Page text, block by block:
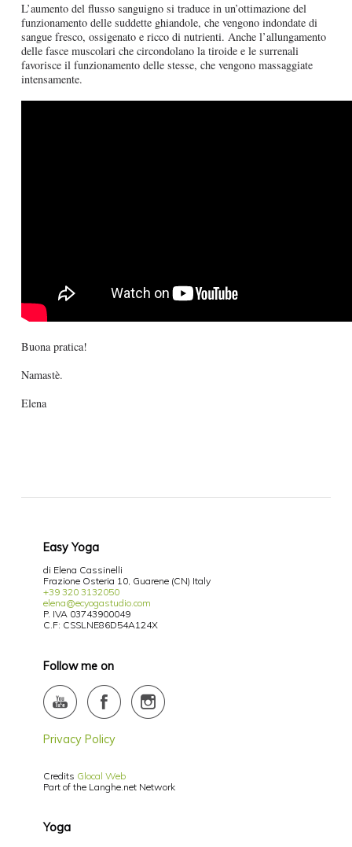
L’aumento del flusso sanguigno si traduce in un’ottimazione del
funzionamento delle suddette ghiandole, che vengono indondate di
sangue fresco, ossigenato e ricco di nutrienti. Anche l’allungamento
delle fasce muscolari che circondolano la tiroide e le surrenali
favorisce il funzionamento delle stesse, che vengono massaggiate
intensamente.
Buona pratica!
Namastè.
Elena
Easy Yoga
di Elena Cassinelli
Frazione Osteria 10, Guarene (CN) Italy
+39 320 3132050
elena@ecyogastudio.com
P. IVA 03743900049
C.F: CSSLNE86D54A124X
Follow me on
Privacy Policy
Credits Glocal Web
Part of the Langhe.net Network
Yoga